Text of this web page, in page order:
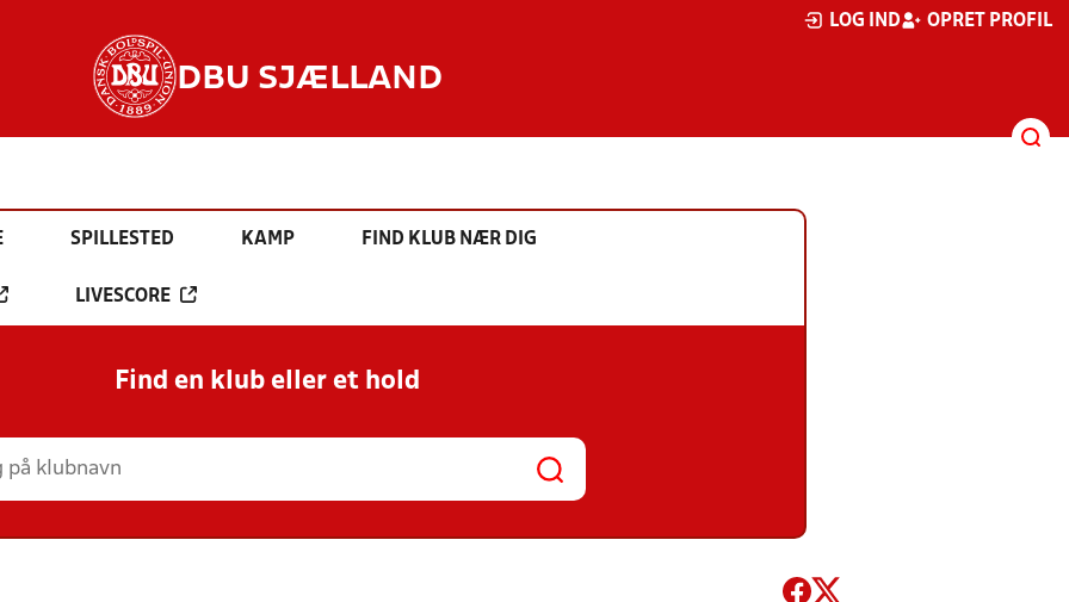
LOG IND OPRET PROFIL
DBU SJÆLLAND
SPILLESTED KAMP FIND KLUB NÆR DIG
LIVESCORE
Find en klub eller et hold